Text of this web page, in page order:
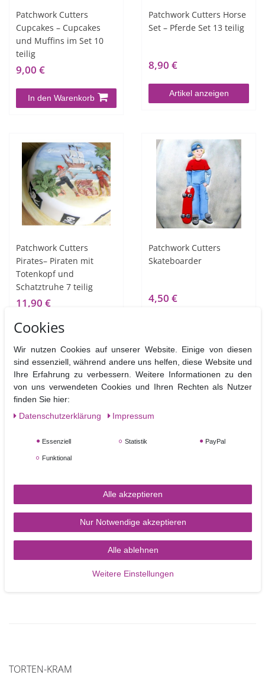
Patchwork Cutters
Cupcakes – Cupcakes
und Muffins im Set 10
teilig
9,00 €
In den Warenkorb
Patchwork Cutters Horse
Set – Pferde Set 13 teilig
8,90 €
Artikel anzeigen
Patchwork Cutters
Pirates– Piraten mit
Totenkopf und
Schatztruhe 7 teilig
11,90 €
Artikel anzeigen
Patchwork Cutters
Skateboarder
4,50 €
Bären beim Picknick 15
11,90 €
In den Warenkorb
Unicorn – Einhorn
6,80 €
Artikel anzeigen
TORTEN-KRAM
Cookies
Wir nutzen Cookies auf unserer Website. Einige von diesen
sind essenziell, während andere uns helfen, diese Website und
Ihre Erfahrung zu verbessern. Weitere Informationen zu den
von uns verwendeten Cookies und Ihren Rechten als Nutzer
finden Sie hier:
Daten­schutz­erklärung
Impressum
Essenziell Statistik PayPal
Funktional
Alle akzeptieren
Nur Notwendige akzeptieren
Alle ablehnen
Weitere Einstellungen